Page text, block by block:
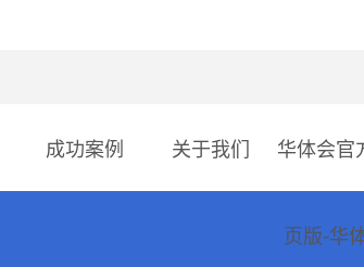
成功案例 关于我们 华体会官
页版-华